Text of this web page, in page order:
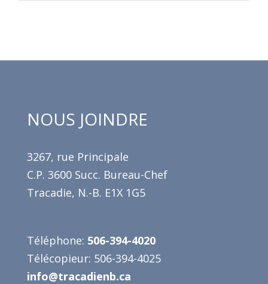
NOUS JOINDRE
3267, rue Principale
C.P. 3600 Succ. Bureau-Chef
Tracadie, N.-B. E1X 1G5
Téléphone: 506-394-4020
Télécopieur: 506-394-4025
info@tracadienb.ca